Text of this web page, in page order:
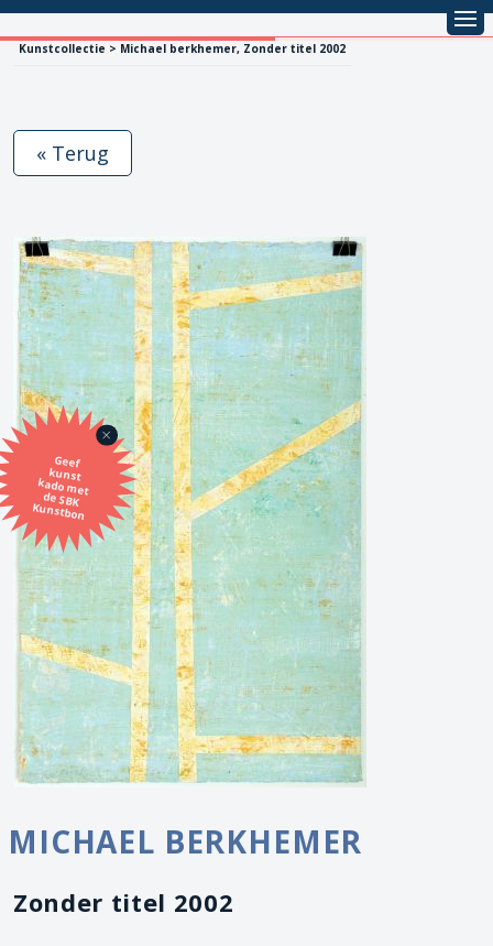
Kunstcollectie > Michael berkhemer, Zonder titel 2002
Geef
kunst
kado met
de SBK
Kunstbon
« Terug
MICHAEL BERKHEMER
Zonder titel 2002